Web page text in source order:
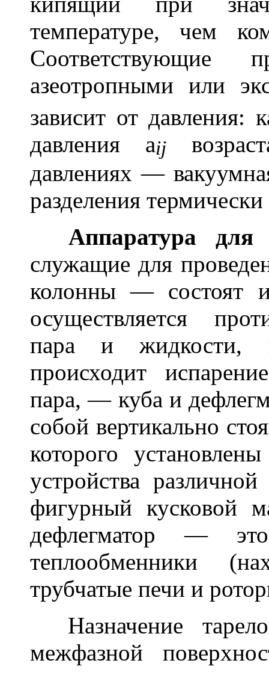
температуре, чем
Соответствующие
азеотропными или
зависит от давления:
давления aij
давлениях —
разделения
Аппаратура для
служащие для
колонны — состоят
осуществляется
пара и жидкости,
происходит
пара, — куба и
собой вертикально
которого
устройства
фигурный кусковой
дефлегматор —
теплообменники
трубчатые печи и
Назначение
межфазной